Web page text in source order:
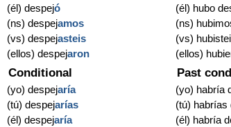
(él) despejó
(ns) despejamos
(vs) despejasteis
(ellos) despejaron
(él) hubo
(ns)
(vs)
(ellos)
Conditional
(yo) despejaría
(tú) despejarías
(él) despejaría
Past
(yo) habría
(tú) habrías
(él) habría